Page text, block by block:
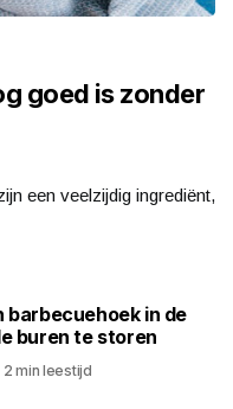
goed is zonder
een veelzijdig ingrediënt,
barbecuehoek in de
buren te storen
2 min leestijd